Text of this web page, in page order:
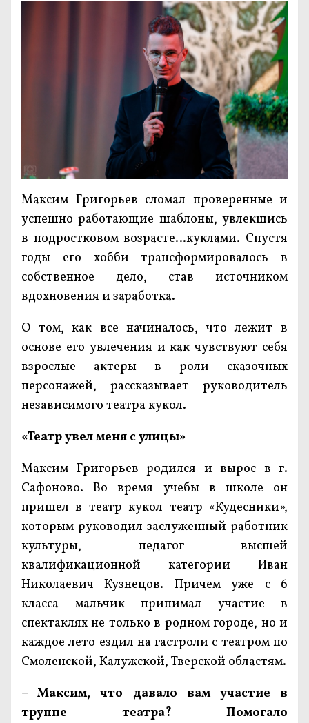
Максим Григорьев сломал проверенные и
успешно работающие шаблоны, увлекшись
в подростковом возрасте…куклами. Спустя
годы его хобби трансформировалось в
собственное дело, став источником
вдохновения и заработка.
О том, как все начиналось, что лежит в
основе его увлечения и как чувствуют себя
взрослые актеры в роли сказочных
персонажей, рассказывает руководитель
независимого театра кукол.
«Театр увел меня с улицы»
Максим Григорьев родился и вырос в г.
Сафоново. Во время учебы в школе он
пришел в театр кукол театр «Кудесники»,
которым руководил заслуженный работник
культуры, педагог высшей
квалификационной категории Иван
Николаевич Кузнецов. Причем уже с 6
класса мальчик принимал участие в
спектаклях не только в родном городе, но и
каждое лето ездил на гастроли с театром по
Смоленской, Калужской, Тверской областям.
– Максим, что давало вам участие в
труппе театра? Помогало